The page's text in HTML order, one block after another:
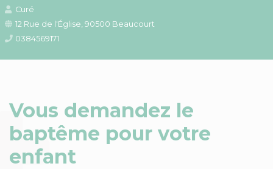
Curé
12 Rue de l'Église, 90500 Beaucourt
0384569171
Vous demandez le
baptême pour votre
enfant